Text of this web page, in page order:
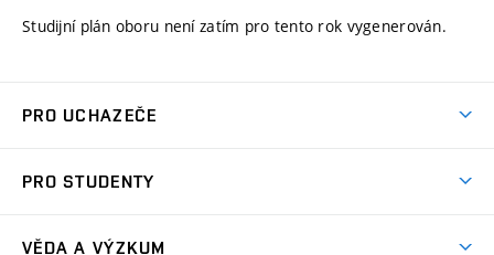
Studijní plán oboru není zatím pro tento rok vygenerován.
PRO UCHAZEČE
Ambasadoři studia
PRO STUDENTY
VĚDA A VÝZKUM